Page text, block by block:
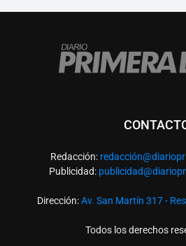
Redacción: redacció
Publicidad:
Dirección:Av. San Martín 317 -
Todos los derechos